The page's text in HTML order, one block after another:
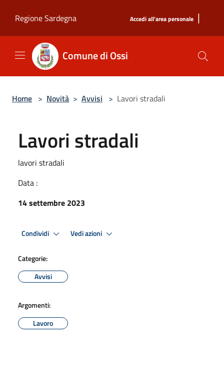
Regione Sardegna
Accedi all'area personale |
Comune di Ossi
Home > Novità > Avvisi > Lavori stradali
Lavori stradali
lavori stradali
Data :
14 settembre 2023
Condividi Vedi azioni
Categorie:
Avvisi
Argomenti:
Lavoro